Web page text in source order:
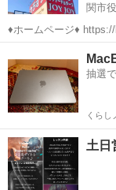
関市
♦️ホームページ♦️
問い合わせフォームからもご連絡頂
ニン
抽選
くらし
土日